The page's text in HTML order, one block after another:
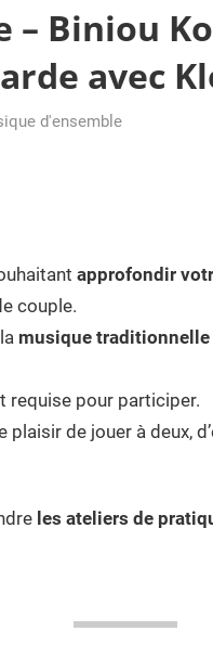
– Biniou
avec
d'ensemble
approfondir
couple.
musique
requise pour participer.
de jouer à deux,
les ateliers de